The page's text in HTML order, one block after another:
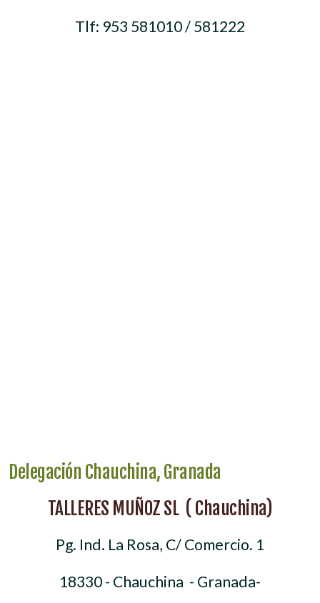
Tlf: 953 581010 / 581222
Delegación Chauchina, Granada
TALLERES MUÑOZ SL ( Chauchina)
Pg. Ind. La Rosa, C/ Comercio. 1
18330 - Chauchina - Granada-